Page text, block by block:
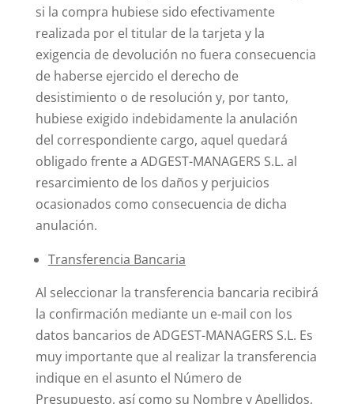
si la compra hubiese sido efectivamente
realizada por el titular de la tarjeta y la
exigencia de devolución no fuera consecuencia
de haberse ejercido el derecho de
desistimiento o de resolución y, por tanto,
hubiese exigido indebidamente la anulación
del correspondiente cargo, aquel quedará
obligado frente a ADGEST-MANAGERS S.L. al
resarcimiento de los daños y perjuicios
ocasionados como consecuencia de dicha
anulación.
Transferencia Bancaria
Al seleccionar la transferencia bancaria recibirá
la confirmación mediante un e-mail con los
datos bancarios de ADGEST-MANAGERS S.L. Es
muy importante que al realizar la transferencia
indique en el asunto el Número de
Presupuesto, así como su Nombre y Apellidos,